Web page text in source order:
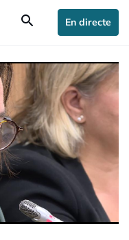
search En directe